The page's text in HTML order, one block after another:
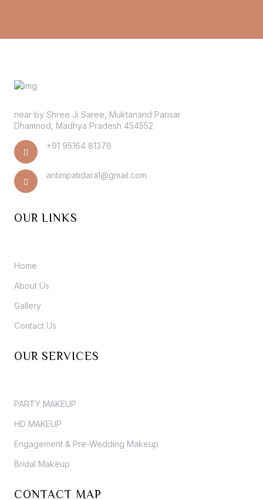
near by Shree Ji Saree, Muktanand Parisar
Dhamnod, Madhya Pradesh 454552
+91 95164 81378
antimpatidara1@gmail.com
OUR LINKS
Home
About Us
Gallery
Contact Us
OUR SERVICES
PARTY MAKEUP
HD MAKEUP
Engagement & Pre-Wedding Makeup
Bridal Makeup
CONTACT MAP